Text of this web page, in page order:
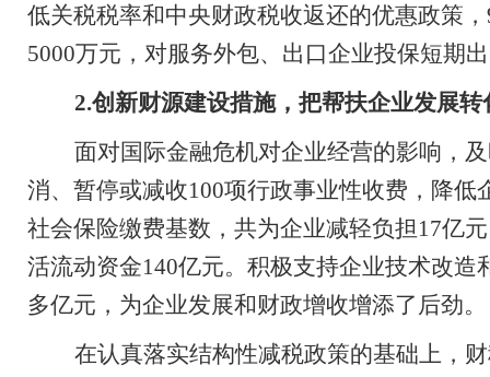
低关税税率和中央财政税收返还的优惠政策，
5000万元，对服务外包、出口企业投保短期
2.创新财源建设措施，把帮扶企业发展
面对国际金融危机对企业经营的影响，
消、暂停或减收100项行政事业性收费，降低
社会保险缴费基数，共为企业减轻负担 17亿
活流动资金140亿元。积极支持企业技术改造
多亿元，为企业发展和财政增收增添了后劲。
在认真落实结构性减税政策的基础上，